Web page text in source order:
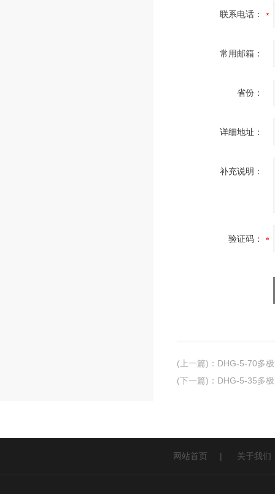
联系电话：
常用邮箱：
省份：
详细地址：
补充说明：
验证码：
(上一篇) ： DHG-5-70多
(下一篇) ： DHG-5-35多
网站首页 | 关于我们